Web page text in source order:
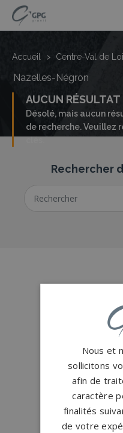
Accueil > Centre-Val de
Nazelles-Négron
AUCUN RÉSULTAT
Désolé, mais aucun
de recherche. Veuillez
Rechercher
Qui
Créations
1.200
Nos
Nous et
sollicitons
afin de
caractère
finalités
de votre